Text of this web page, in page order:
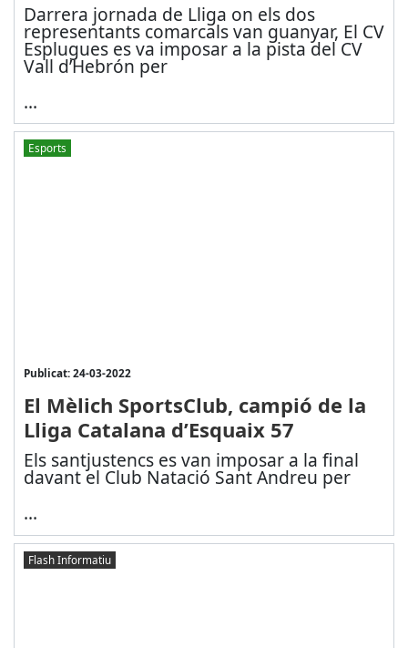
Darrera jornada de Lliga on els dos
representants comarcals van guanyar, El CV
Esplugues es va imposar a la pista del CV
Vall d’Hebrón per
...
Esports
Publicat: 24-03-2022
El Mèlich SportsClub, campió de la
Lliga Catalana d’Esquaix 57
Els santjustencs es van imposar a la final
davant el Club Natació Sant Andreu per
...
Flash Informatiu